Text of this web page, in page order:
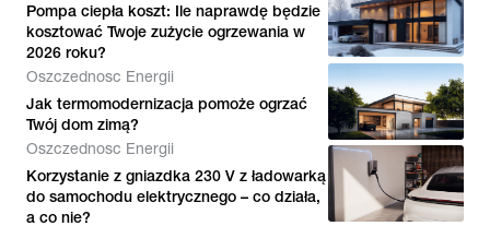
Pompa ciepła koszt: Ile naprawdę będzie
kosztować Twoje zużycie ogrzewania w
2026 roku?
Oszczednosc Energii
Jak termomodernizacja pomoże ogrzać
Twój dom zimą?
Oszczednosc Energii
Korzystanie z gniazdka 230 V z ładowarką
do samochodu elektrycznego – co działa,
a co nie?